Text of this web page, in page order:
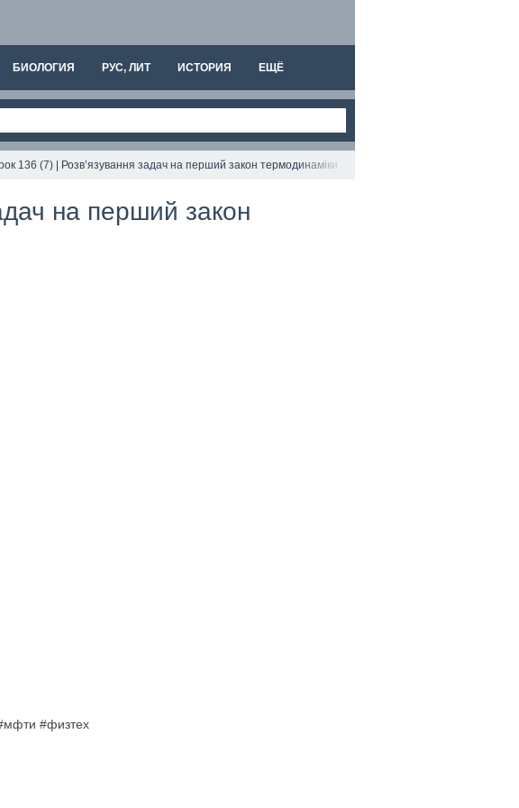
БИОЛОГИЯ РУС, ЛИТ ИСТОРИЯ ЕЩЁ
136 (7) | Розв’язування задач на перший закон термодинаміки
на перший закон
#физтех